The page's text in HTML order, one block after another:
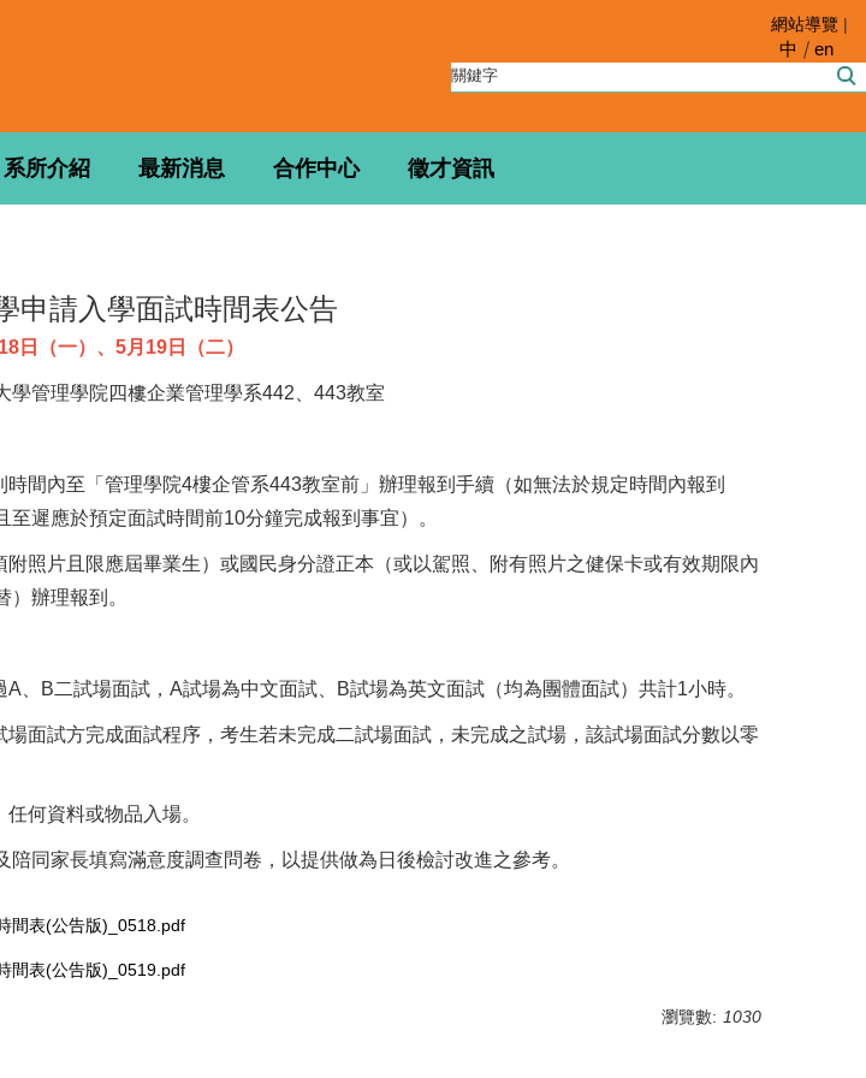
網站導覽 |
中 en
系所介紹 最新消息 合作中心 徵才資訊
申請入學面試時間表公告
日（一）、5月19日（二）
學管理學院四樓企業管理學系442、443教室
時間內至「管理學院4樓企管系443教室前」辦理報到手續（如無法於規定時間內報到
至遲應於預定面試時間前10分鐘完成報到事宜）。
附照片且限應屆畢業生）或國民身分證正本（或以駕照、附有照片之健保卡或有效期限內
）辦理報到。
、B二試場面試，A試場為中文面試、B試場為英文面試（均為團體面試）共計1小時。
場面試方完成面試程序，考生若未完成二試場面試，未完成之試場，該試場面試分數以零
何資料或物品入場。
同家長填寫滿意度調查問卷，以提供做為日後檢討改進之參考。
間表(公告版)_0518.pdf
間表(公告版)_0519.pdf
瀏覽數: 1030